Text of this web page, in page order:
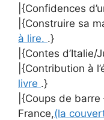
|{Confidences
|{Construire sa
à lire. .}
|{Contes d’Italie/
|{Contribution à
livre .}
|{Coups de
France,(la